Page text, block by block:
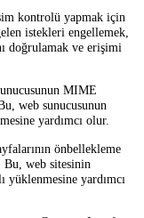
FTP programı gibi
Ancak, dosyaları
hataları
yönlendirme,
ayarını
yaygın olarak